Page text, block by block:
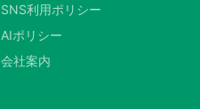
SNS利用ポリシー
AIポリシー
会社案内